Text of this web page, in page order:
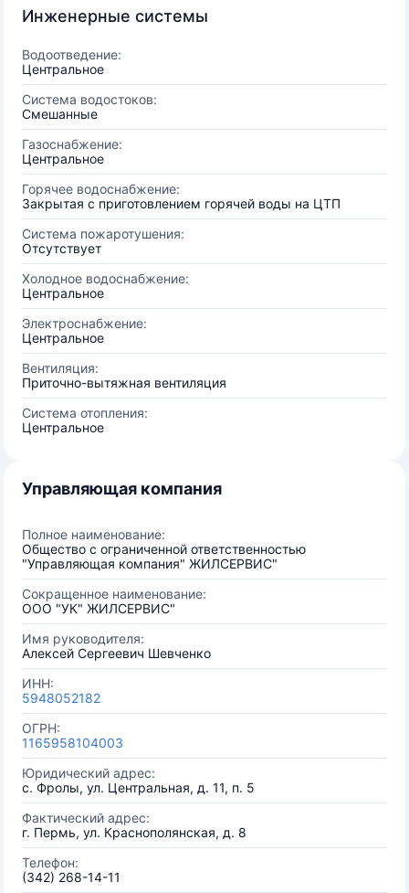
Инженерные системы
Водоотведение:
Центральное
Система водостоков:
Смешанные
Газоснабжение:
Центральное
Горячее водоснабжение:
Закрытая с приготовлением горячей воды на ЦТП
Система пожаротушения:
Отсутствует
Холодное водоснабжение:
Центральное
Электроснабжение:
Центральное
Вентиляция:
Приточно-вытяжная вентиляция
Система отопления:
Центральное
Управляющая компания
Полное наименование:
Общество с ограниченной ответственностью
"Управляющая компания" ЖИЛСЕРВИС"
Сокращенное наименование:
ООО "УК" ЖИЛСЕРВИС"
Имя руководителя:
Алексей Сергеевич Шевченко
ИНН:
5948052182
ОГРН:
1165958104003
Юридический адрес:
с. Фролы, ул. Центральная, д. 11, п. 5
Фактический адрес:
г. Пермь, ул. Краснополянская, д. 8
Телефон:
(342) 268-14-11